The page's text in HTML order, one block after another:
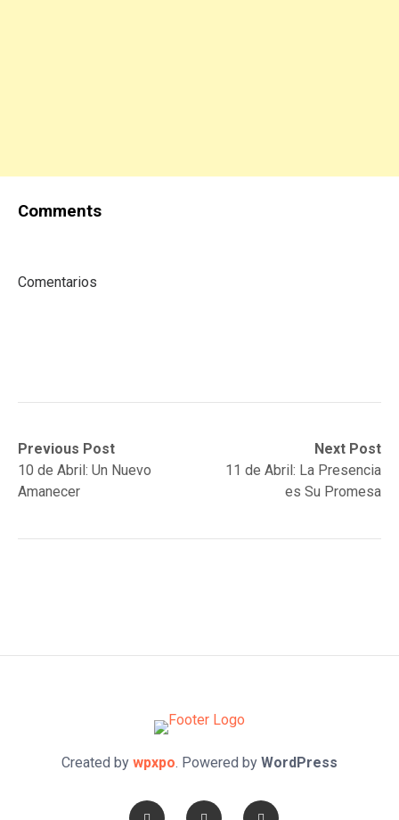
Comments
Comentarios
Post
navigation
Previous Post
Previous
post:10 de Abril: Un Nuevo
Amanecer
Next Post
Next
post:
11 de Abril: La Presencia
es Su Promesa
Created by wpxpo. Powered by WordPress